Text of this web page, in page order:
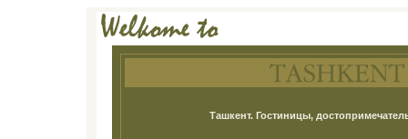
Ташкент. Гостиницы,